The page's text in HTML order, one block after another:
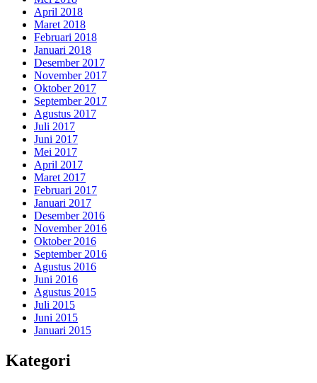
April 2018
Maret 2018
Februari 2018
Januari 2018
Desember 2017
November 2017
Oktober 2017
September 2017
Agustus 2017
Juli 2017
Juni 2017
Mei 2017
April 2017
Maret 2017
Februari 2017
Januari 2017
Desember 2016
November 2016
Oktober 2016
September 2016
Agustus 2016
Juni 2016
Agustus 2015
Juli 2015
Juni 2015
Januari 2015
Kategori